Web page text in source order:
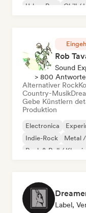
Urban Pop Chill /
Rob
Sound
> 800
Alternativer Rock
Country-Musik
Gebe Künstlern
Produktion
Electronica
Indie-Rock
Metal
Rock & Roll /
Label,